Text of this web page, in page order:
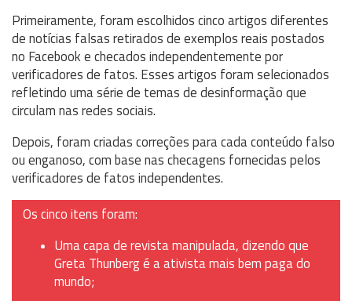
Primeiramente, foram escolhidos cinco artigos diferentes
de notícias falsas retirados de exemplos reais postados
no Facebook e checados independentemente por
verificadores de fatos. Esses artigos foram selecionados
refletindo uma série de temas de desinformação que
circulam nas redes sociais.
Depois, foram criadas correções para cada conteúdo falso
ou enganoso, com base nas checagens fornecidas pelos
verificadores de fatos independentes.
Os cinco itens foram:
Uma capa de revista manipulada, dizendo que
Greta Thunberg é a ativista mais bem paga do
mundo;